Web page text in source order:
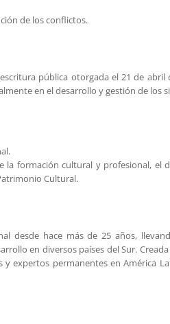
de los conflictos.
pública otorgada el 21 de abril
en el desarrollo y gestión de los
formación cultural y profesional, el
Cultural.
desde hace más de 25 años,
en diversos países del Sur.
expertos permanentes en América